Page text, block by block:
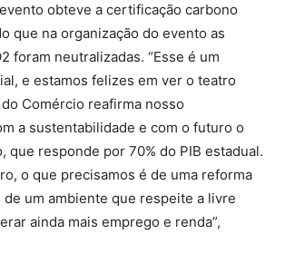
obteve a certificação carbono
que na organização do evento as
foram neutralizadas. “Esse é um
e estamos felizes em ver o teatro
Comércio reafirma nosso
a sustentabilidade e com o futuro o
que responde por 70% do PIB estadual.
o que precisamos é de uma reforma
um ambiente que respeite a livre
ainda mais emprego e renda”,